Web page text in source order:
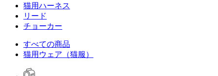
猫用ハーネス
リード
チョーカー
すべての商品
猫用ウェア（猫服）